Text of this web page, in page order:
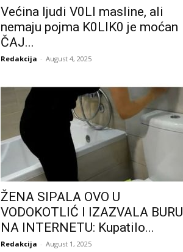
Većina ljudi V0LI masline, ali
nemaju pojma K0LIK0 je moćan
ČAJ...
Redakcija - August 4, 2025
ŽENA SIPALA OVO U
VODOKOTLIĆ I IZAZVALA BURU
NA INTERNETU: Kupatilo...
Redakcija - August 1, 2025